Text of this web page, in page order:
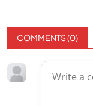
COMMENTS (0)